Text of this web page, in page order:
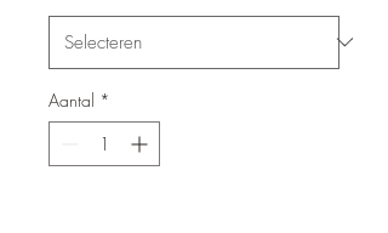
Aantal *